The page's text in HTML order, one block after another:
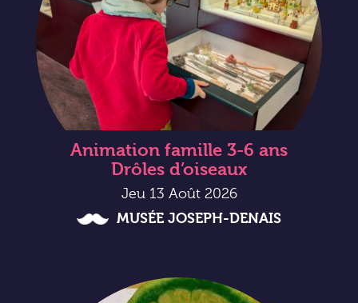
Animation famille 3-6 ans
Drôles d’oiseaux
Jeu 13 Août 2026
MUSÉE JOSEPH-DENAIS